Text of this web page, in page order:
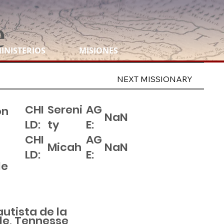
MISIONES
NEXT MISSIONARY
de la
Tennesse
CHI
LD:
Sereni
ty
AG
E:
NaN
CHI
LD: Micah AG
E:
NaN